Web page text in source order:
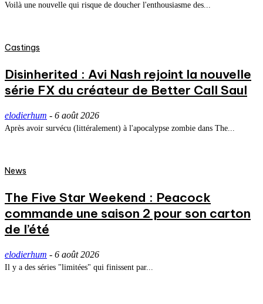
Voilà une nouvelle qui risque de doucher l'enthousiasme des...
Castings
Disinherited : Avi Nash rejoint la nouvelle
série FX du créateur de Better Call Saul
elodierhum - 6 août 2026
Après avoir survécu (littéralement) à l'apocalypse zombie dans The...
News
The Five Star Weekend : Peacock
commande une saison 2 pour son carton
de l’été
elodierhum - 6 août 2026
Il y a des séries "limitées" qui finissent par...